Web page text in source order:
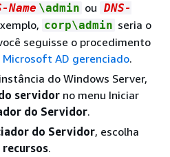
Name \admin ou DNS-
corp\admin seria o
seguisse o procedimento
Microsoft AD gerenciado.
do Windows Server,
servidor no menu Iniciar
do Servidor.
do Servidor, escolha
.